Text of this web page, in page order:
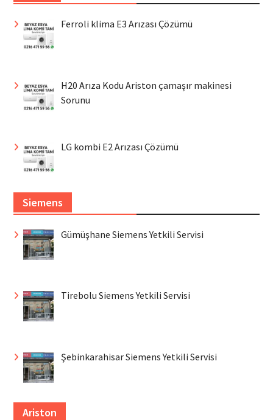
Ferroli klima E3 Arızası Çözümü
H20 Arıza Kodu Ariston çamaşır makinesi
Sorunu
LG kombi E2 Arızası Çözümü
Siemens
Gümüşhane Siemens Yetkili Servisi
Tirebolu Siemens Yetkili Servisi
Şebinkarahisar Siemens Yetkili Servisi
Ariston